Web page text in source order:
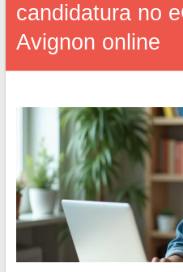
candidatura no
Avignon online